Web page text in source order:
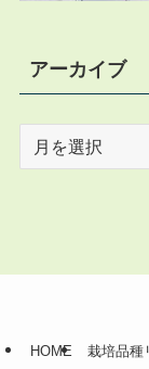
アーカイブ
HOME 栽培品種